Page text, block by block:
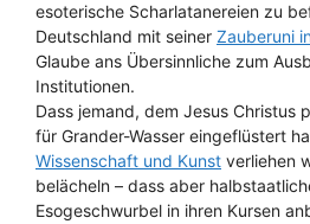
esoterische Scharlatanereien zu
Deutschland mit seiner Zauberuni
Glaube ans Übersinnliche zum
Institutionen.
Dass jemand, dem Jesus Christus
für Grander-Wasser eingeflüstert
Wissenschaft und Kunst verliehen
belächeln – dass aber
Esogeschwurbel in ihren Kursen